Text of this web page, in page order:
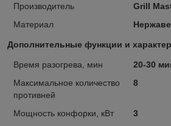
Производитель
Grill
Материал
Дополнительные функции и
Время разогрева, мин
20-30
Максимальное количество
противней
8
Мощность конфорки, кВт 3